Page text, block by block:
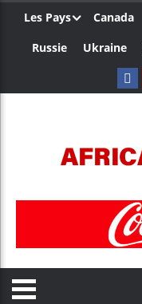
Les Pays Canada
Russie
Ukraine